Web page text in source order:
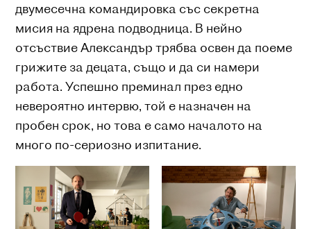
двумесечна командировка със секретна
мисия на ядрена подводница. В нейно
отсъствие Александър трябва освен да поеме
грижите за децата, също и да си намери
работа. Успешно преминал през едно
невероятно интервю, той е назначен на
пробен срок, но това е само началото на
много по-сериозно изпитание.